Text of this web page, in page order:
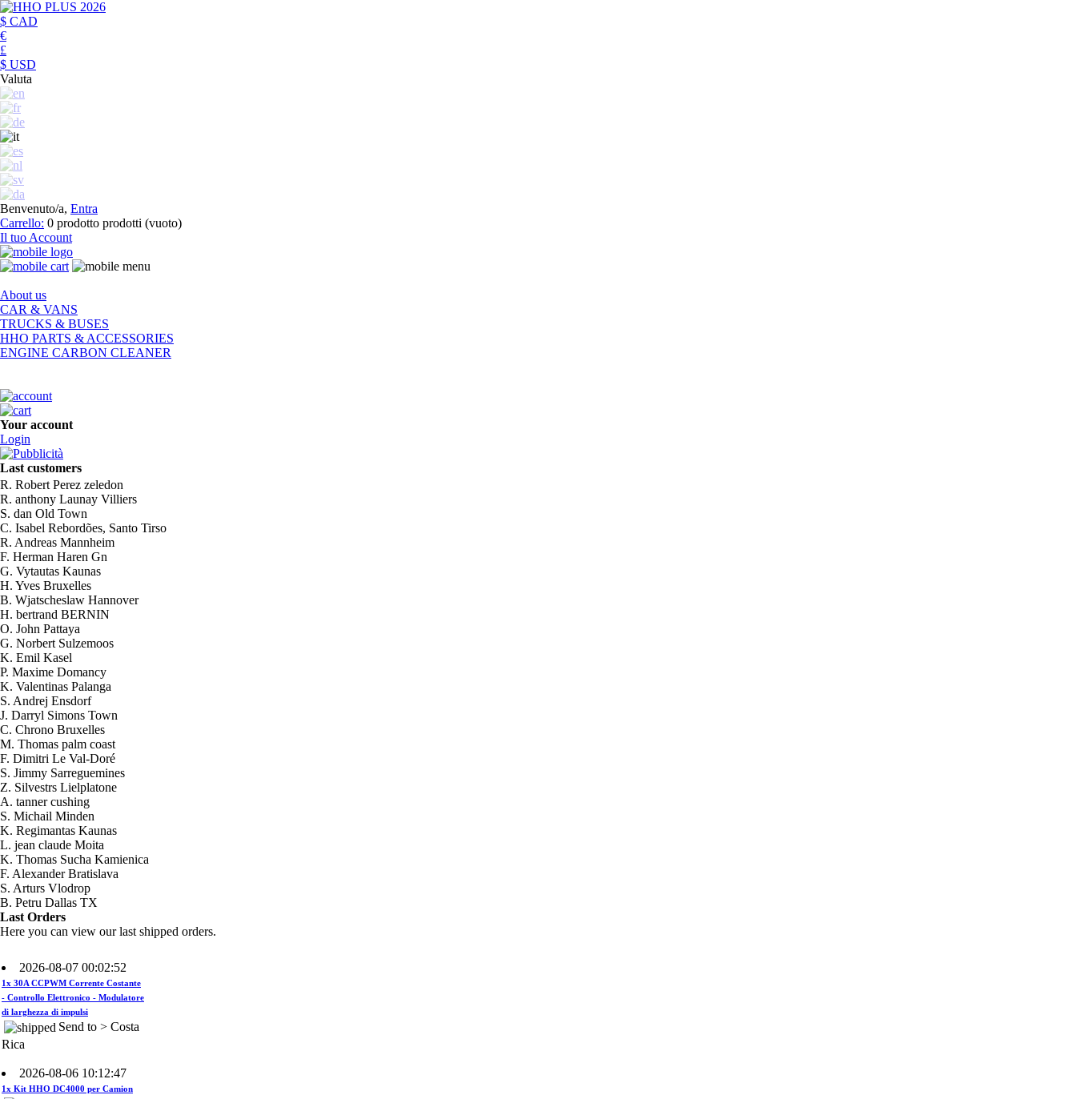
$ CAD
€
£
$ USD
Valuta
Benvenuto/a, Entra
Carrello: 0 prodotto prodotti (vuoto)
Il tuo Account
About us
CAR & VANS
TRUCKS & BUSES
HHO PARTS & ACCESSORIES
ENGINE CARBON CLEANER
Your account
Login
Last customers
R. Robert Perez zeledon
R. anthony Launay Villiers
S. dan Old Town
C. Isabel Rebordões, Santo Tirso
R. Andreas Mannheim
F. Herman Haren Gn
G. Vytautas Kaunas
H. Yves Bruxelles
B. Wjatscheslaw Hannover
H. bertrand BERNIN
O. John Pattaya
G. Norbert Sulzemoos
K. Emil Kasel
P. Maxime Domancy
K. Valentinas Palanga
S. Andrej Ensdorf
J. Darryl Simons Town
C. Chrono Bruxelles
M. Thomas palm coast
F. Dimitri Le Val-Doré
S. Jimmy Sarreguemines
Z. Silvestrs Lielplatone
A. tanner cushing
S. Michail Minden
K. Regimantas Kaunas
L. jean claude Moita
K. Thomas Sucha Kamienica
F. Alexander Bratislava
S. Arturs Vlodrop
B. Petru Dallas TX
Last Orders
Here you can view our last shipped orders.
2026-08-07 00:02:52
1x Kit HHO DC2000 per Auto
Send to > Costa
Rica
- Controllo Elettronico - Modulatore
di larghezza di impulsi
Send to > Costa
Rica
2026-08-06 10:12:47
Send to > France